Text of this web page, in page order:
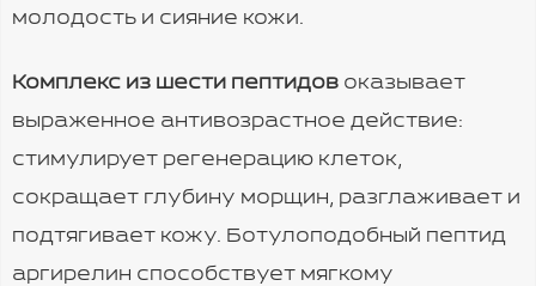
молодость и сияние кожи.
Комплекс из шести пептидов оказывает
выраженное антивозрастное действие:
стимулирует регенерацию клеток,
сокращает глубину морщин, разглаживает и
подтягивает кожу. Ботулоподобный пептид
аргирелин способствует мягкому